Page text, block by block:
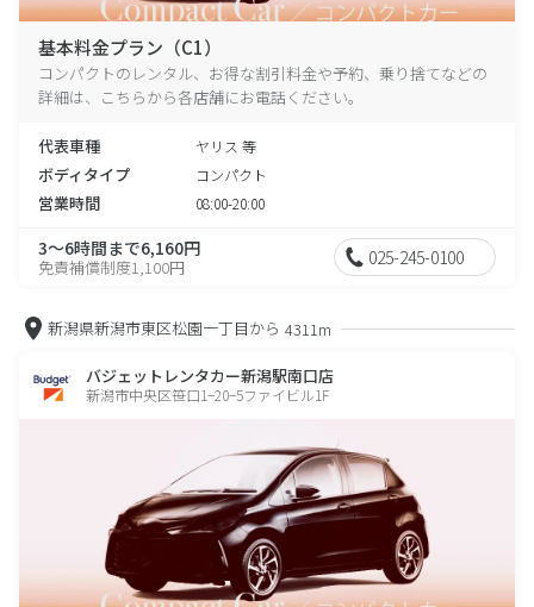
基本料金プラン（C1）
コンパクトのレンタル、お得な割引料金や予約、乗り捨てなどの
詳細は、こちらから各店舗にお電話ください。
代表車種 ヤリス 等
ボディタイプ コンパクト
営業時間 08:00-20:00
3～6時間まで6,160円
免責補償制度1,100円 025-245-0100
新潟県新潟市東区松園一丁目から 4311m
バジェットレンタカー新潟駅南口店
新潟市中央区笹口1−20−5ファイビル1F